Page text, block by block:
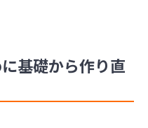
基礎から作り直